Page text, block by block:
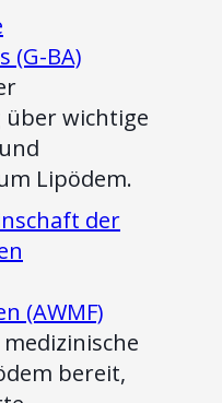
(G-BA)
wichtige
Lipödem.
der
(AWMF)
bereit,